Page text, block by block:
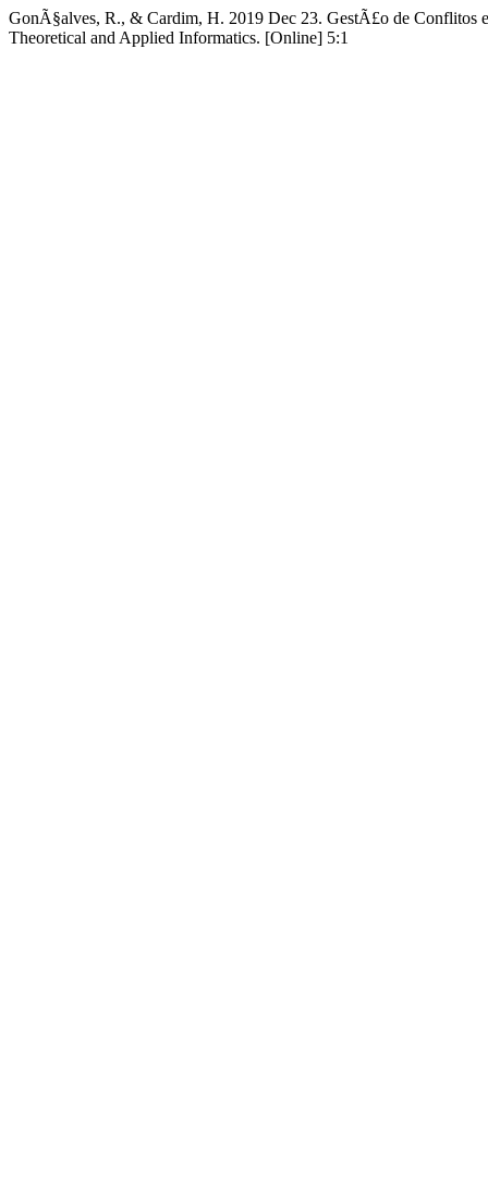
GonÃ§alves, R., & Cardim, H. 2019 Dec 23. GestÃ£o de Conflitos
Theoretical and Applied Informatics. [Online] 5:1